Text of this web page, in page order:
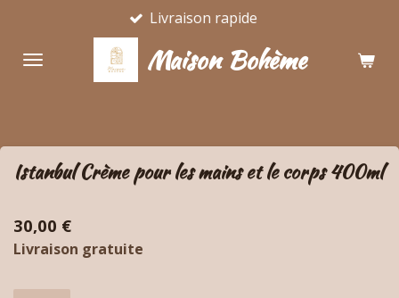
contenu
Maison Bohème
Livraison rapide
Istanbul Crème pour les mains et le corps 400ml
30,00 €
Livraison gratuite